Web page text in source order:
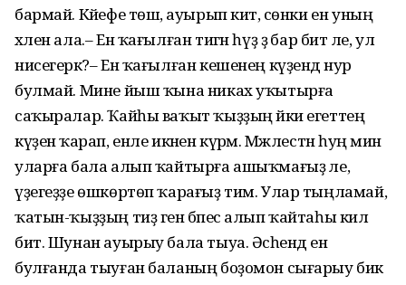
бармай. Кәйефе төшә, ауырып китә, сөнки ен уның
хәлен ала.– Ен ҡағылған тигән һүҙ ҙә бар бит әле, ул
нисегерәк?– Ен ҡағылған кешенең күҙендә нур
булмай. Мине йыш ҡына никах уҡытырға
саҡыралар. Ҡайһы ваҡыт ҡыҙҙың йәки егеттең
күҙенә ҡарап, енле икәнен күрәм. Мәжлестән һуң мин
уларға бала алып ҡайтырға ашыҡмағыҙ әле,
үҙегеҙҙе өшкөртөп ҡарағыҙ тим. Улар тыңламай,
ҡатын-ҡыҙҙың тиҙ генә бәпес алып ҡайтаһы килә
бит. Шунан ауырыу бала тыуа. Әсәһендә ен
булғанда тыуған баланың боҙомон сығарыу бик